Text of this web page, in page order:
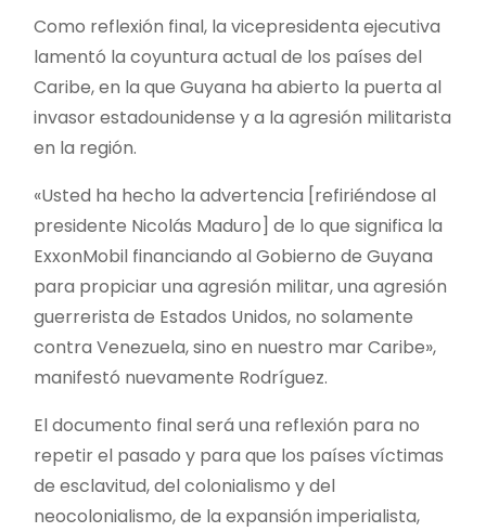
Como reflexión final, la vicepresidenta ejecutiva
lamentó la coyuntura actual de los países del
Caribe, en la que Guyana ha abierto la puerta al
invasor estadounidense y a la agresión militarista
en la región.
«Usted ha hecho la advertencia [refiriéndose al
presidente Nicolás Maduro] de lo que significa la
ExxonMobil financiando al Gobierno de Guyana
para propiciar una agresión militar, una agresión
guerrerista de Estados Unidos, no solamente
contra Venezuela, sino en nuestro mar Caribe»,
manifestó nuevamente Rodríguez.
El documento final será una reflexión para no
repetir el pasado y para que los países víctimas
de esclavitud, del colonialismo y del
neocolonialismo, de la expansión imperialista,